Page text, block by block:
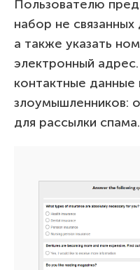
Пользователю
набор не
а также указать
электронный
контактные данные
злоумышленников:
для рассылки спама.